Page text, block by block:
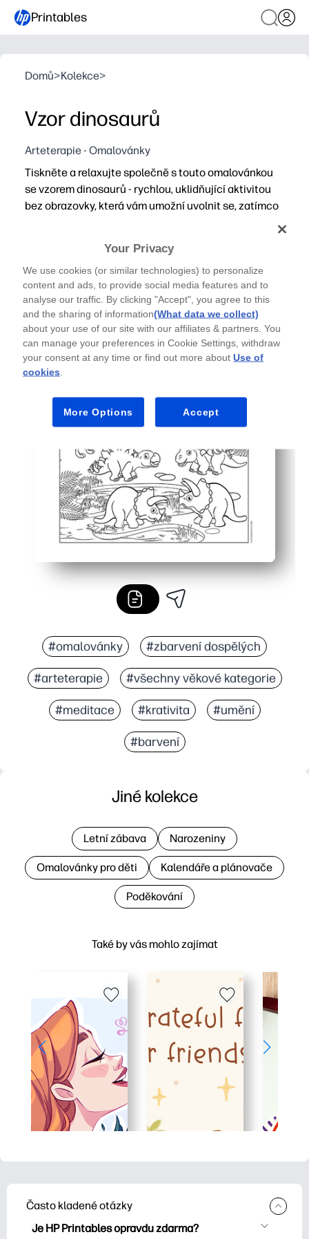
Printables
Domů>Kolekce>
Vzor dinosaurů
Arteterapie - Omalovánky
Tiskněte a relaxujte společně s touto omalovánkou
se vzorem dinosaurů - rychlou, uklidňující aktivitou
bez obrazovky, která vám umožní uvolnit se, zatímco
Nulová příprava - stačí tisknout a barvit doma, ve škole
Návrhy Dino udržují děti zapojené, takže získáte tichou
Buduje jemnou motoriku, soustředění a sebevědomí
Univerzální - ideální pro uklidňující rohy, deštivé dny,
#omalovánky #zbarvení dospělých
#arteterapie #všechny věkové kategorie
#meditace #krativita #umění
#barvení
Také by vás mohlo zajímat
Jiné kolekce
Letní zábava Narozeniny
Omalovánky pro děti Kalendáře a plánovače
Poděkování
Často kladené otázky
Je HP Printables opravdu zdarma?
Your Privacy
We use cookies (or similar technologies) to personalize
content and ads, to provide social media features and to
analyse our traffic. By clicking "Accept", you agree to this
and the sharing of information(What data we collect)
about your use of our site with our affiliates & partners. You
can manage your preferences in Cookie Settings, withdraw
your consent at any time or find out more aboutUse of
cookies
More Options Accept